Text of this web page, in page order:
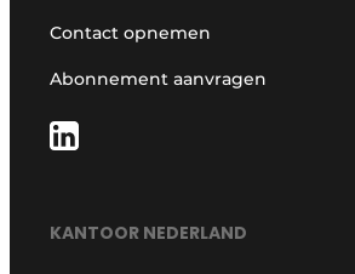
Contact opnemen
Abonnement aanvragen
KANTOOR NEDERLAND